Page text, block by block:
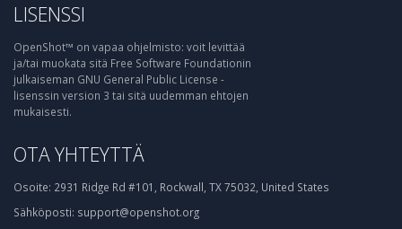
LISENSSI
OpenShot™ on vapaa ohjelmisto: voit levittää
ja/tai muokata sitä Free Software Foundationin
julkaiseman GNU General Public License -
lisenssin version 3 tai sitä uudemman ehtojen
mukaisesti.
OTA YHTEYTTÄ
Osoite: 2931 Ridge Rd #101, Rockwall, TX 75032, United States
Sähköposti: support@openshot.org